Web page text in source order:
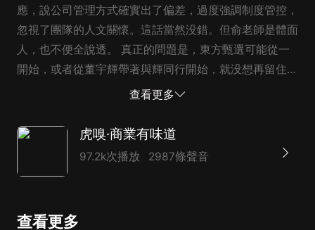
應，說公司管理方式確實出了偏差，過度強調制度管控，
忽視了團隊的人文關懷。這話當然没錯。但俞老師是體面
人，也不便全說透。 真正的問題是，東方甄選可能從一
開始，或者從董宇輝帶著與輝同行開始，就没想再留住第
二批董宇輝。 平臺吃過一次超級IP失控的苦，就不會願
没有真正意義上的超級明星。對公司來說，這也許是一場
平庸但安全的轉型。 00:09 宿命：平臺與超級個體的權
查看更多
虎嗅·商業有味道
97.2k次播放 2987條聲音
查看更多